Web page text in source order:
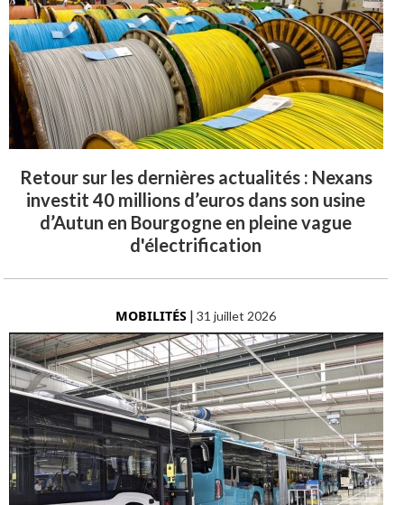
Retour sur les dernières actualités : Nexans
investit 40 millions d’euros dans son usine
d’Autun en Bourgogne en pleine vague
d'électrification
MOBILITÉS |31 juillet 2026